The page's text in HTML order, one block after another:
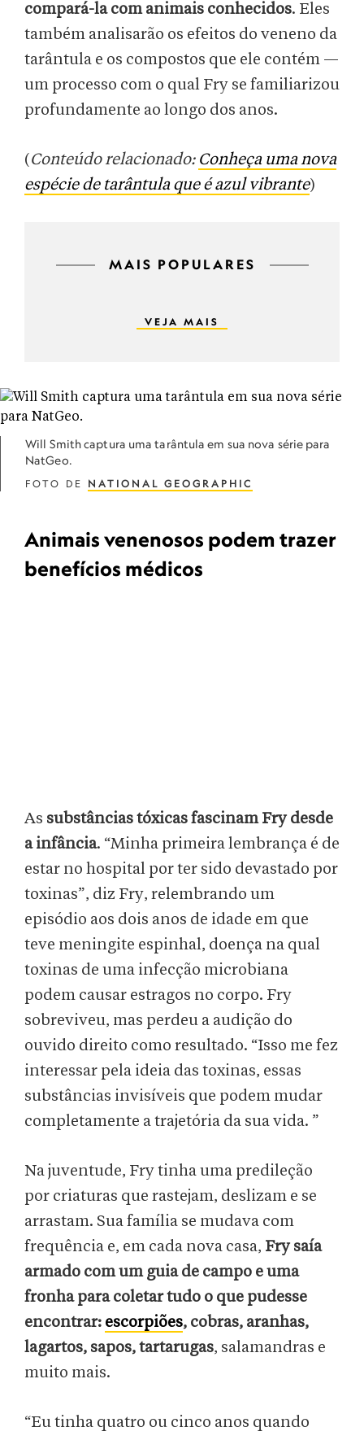
compará-la com animais conhecidos. Eles
também analisarão os efeitos do veneno da
tarântula e os compostos que ele contém —
um processo com o qual Fry se familiarizou
profundamente ao longo dos anos.
(Conteúdo relacionado: Conheça uma nova
espécie de tarântula que é azul vibrante)
MAIS POPULARES
VEJA MAIS
Will Smith captura uma tarântula em sua nova série para
NatGeo.
FOTO DE NATIONAL GEOGRAPHIC
Animais venenosos podem trazer
benefícios médicos
As substâncias tóxicasfascinam Fry desde
a infância. “Minha primeira lembrança é de
estar no hospital por ter sido devastado por
toxinas”, diz Fry, relembrando um
episódio aos dois anos de idade em que
teve meningite espinhal, doença na qual
toxinas de uma infecção microbiana
podem causar estragos no corpo. Fry
sobreviveu, mas perdeu a audição do
ouvido direito como resultado. “Isso me fez
interessar pela ideia das toxinas, essas
substâncias invisíveis que podem mudar
completamente a trajetória da sua vida. ”
Na juventude, Fry tinha uma predileção
por criaturas que rastejam, deslizam e se
arrastam. Sua família se mudava com
frequência e, em cada nova casa, Fry saía
armado com um guia de campo e uma
fronha para coletar tudo o que pudesse
encontrar: escorpiões, cobras, aranhas,
lagartos, sapos, tartarugas, salamandras e
muito mais.
“Eu tinha quatro ou cinco anos quando